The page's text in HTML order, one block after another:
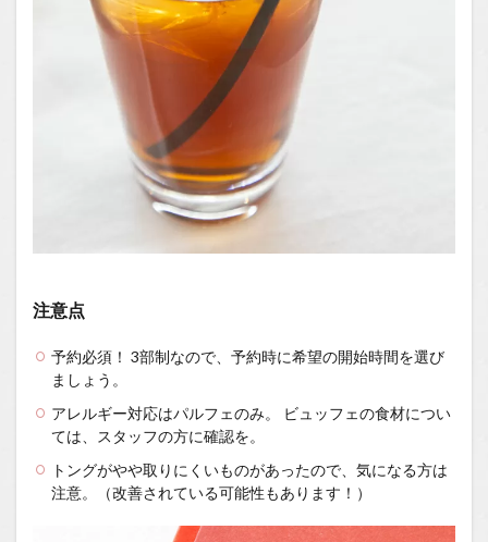
注意点
予約必須！ 3部制なので、予約時に希望の開始時間を選び
ましょう。
アレルギー対応はパルフェのみ。 ビュッフェの食材につい
ては、スタッフの方に確認を。
トングがやや取りにくいものがあったので、気になる方は
注意。（改善されている可能性もあります！）